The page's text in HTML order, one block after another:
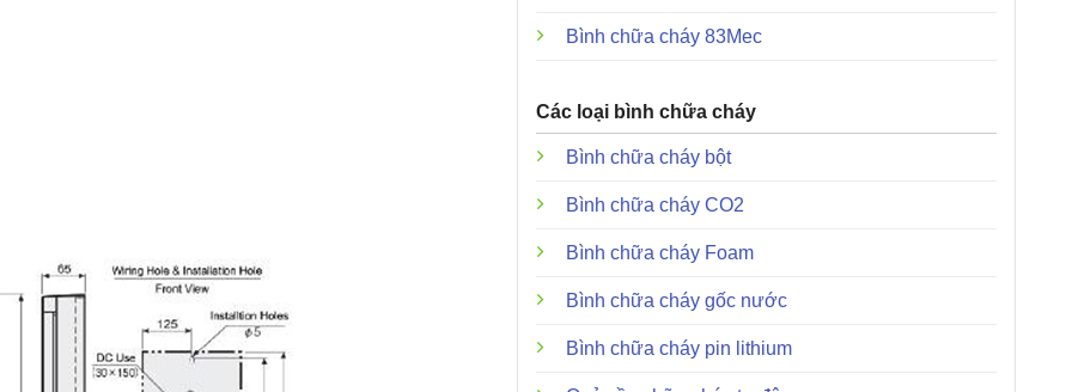
Bình chữa cháy 83Mec
Các loại bình chữa cháy
Bình chữa cháy bột
Bình chữa cháy CO2
Bình chữa cháy Foam
Bình chữa cháy gốc nước
Bình chữa cháy pin lithium